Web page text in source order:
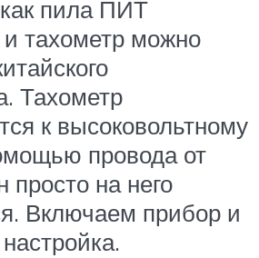
пила ПИТ
и тахометр можно
Тахометр
к высоковольтному
провода от
просто на него
Включаем прибор и